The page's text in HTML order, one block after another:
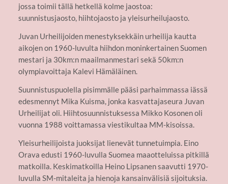
jossa toimii tällä hetkellä kolme jaostoa:
suunnistusjaosto, hiihtojaosto ja yleisurheilujaosto.
Juvan Urheilijoiden menestyksekkäin urheilija kautta
aikojen on 1960-luvulta hiihdon moninkertainen Suomen
mestari ja 30km:n maailmanmestari sekä 50km:n
olympiavoittaja Kalevi Hämäläinen.
Suunnistuspuolella pisimmälle pääsi parhaimmassa iässä
edesmennyt Mika Kuisma, jonka kasvattajaseura Juvan
Urheilijat oli. Hiihtosuunnistuksessa Mikko Kosonen oli
vuonna 1988 voittamassa viestikultaa MM-kisoissa.
Yleisurheilijoista juoksijat lienevät tunnetuimpia. Eino
Orava edusti 1960-luvulla Suomea maaotteluissa pitkillä
matkoilla. Keskimatkoilla Heino Lipsanen saavutti 1970-
luvulla SM-mitaleita ja hienoja kansainvälisiä sijoituksia.